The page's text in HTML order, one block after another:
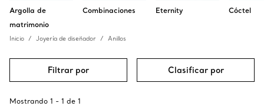
Argolla de
matrimonio
Combinaciones Eternity Cóctel
Inicio Joyería de diseñador Anillos
Filtrar por Clasificar por
Mostrando 1 - 1 de 1